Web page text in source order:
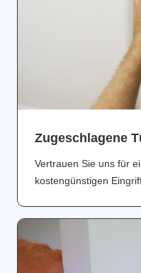
Zugeschlagene
Vertrauen Sie uns für
kostengünstigen